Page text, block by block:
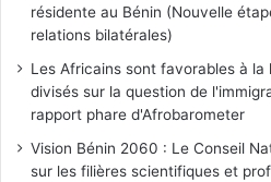
résidente au Bénin (Nouvelle
relations bilatérales)
Les Africains sont favorables à
divisés sur la question de
rapport phare d'Afrobarometer
Vision Bénin 2060 : Le Conseil
sur les filières scientifiques et